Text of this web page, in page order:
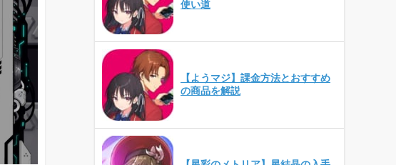
使い道
【ようマジ】課金方法とおすすめ
の商品を解説